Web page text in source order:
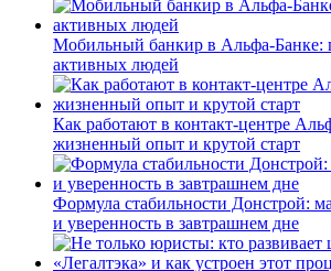
Мобильный банкир в Альфа-Банке:
активных людей
Как работают в контакт-центре
жизненный опыт и крутой старт
Формула стабильности Донстрой:
и уверенность в завтрашнем дне